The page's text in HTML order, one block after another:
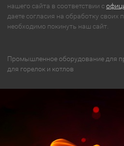
нашего сайта в соответствии с
даете согласия на обработку
необходимо покинуть наш сайт.
Промышленное оборудование для
для горелок и котлов